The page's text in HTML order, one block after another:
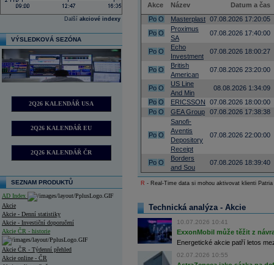
Další akciové indexy
VÝSLEDKOVÁ SEZÓNA
2Q26 KALENDÁŘ USA
2Q26 KALENDÁŘ EU
2Q26 KALENDÁŘ ČR
SEZNAM PRODUKTŮ
AD Index
Akcie
Akcie - Denní statistiky
Akcie - Investiční doporučení
Akcie ČR - historie
Akcie ČR - Týdenní přehled
Akcie online - ČR
Akce Název
Datum a čas
Po O Masterplast 07.08.2026 17:20:05
Po O
Proximus
SA
07.08.2026 17:40:00
Po O
Echo
Investment
07.08.2026 18:00:27
Po O
British
American
07.08.2026 23:20:00
Po O
US Line
And Min
08.08.2026 1:34:09
Po O ERICSSON
07.08.2026 18:00:00
Po O GEA Group 07.08.2026 17:38:38
Po O
Sanofi-
Aventis
Depository
Receipt
07.08.2026 22:00:00
Po O
Borders
and Sou
07.08.2026 18:39:40
R - Real-Time data si mohou aktivovat klienti
Technická analýza - Akcie
10.07.2026 10:41
ExxonMobil může těžit z
Energetické akcie patří letos
02.07.2026 10:55